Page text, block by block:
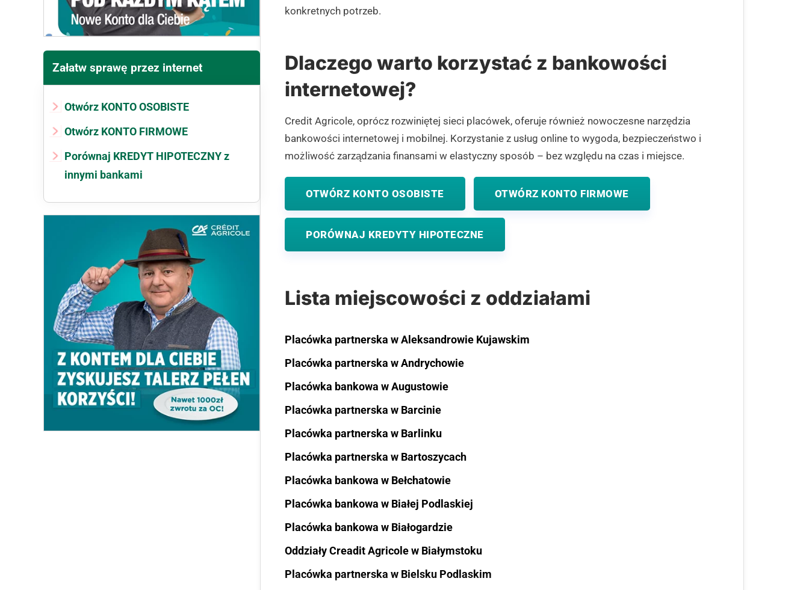
Załatw sprawę przez internet
Otwórz KONTO OSOBISTE
Otwórz KONTO FIRMOWE
Porównaj KREDYT HIPOTECZNY z
innymi bankami
konkretnych potrzeb.
Dlaczego warto korzystać z bankowości
internetowej?
Credit Agricole, oprócz rozwiniętej sieci placówek, oferuje również nowoczesne narzędzia
bankowości internetowej i mobilnej. Korzystanie z usług online to wygoda, bezpieczeństwo i
możliwość zarządzania finansami w elastyczny sposób – bez względu na czas i miejsce.
OTWÓRZ KONTO OSOBISTE OTWÓRZ KONTO FIRMOWE
PORÓWNAJ KREDYTY HIPOTECZNE
Lista miejscowości z oddziałami
Placówka partnerska w Aleksandrowie Kujawskim
Placówka partnerska w Andrychowie
Placówka bankowa w Augustowie
Placówka partnerska w Barcinie
Placówka partnerska w Barlinku
Placówka partnerska w Bartoszycach
Placówka bankowa w Bełchatowie
Placówka bankowa w Białej Podlaskiej
Placówka bankowa w Białogardzie
Oddziały Creadit Agricole w Białymstoku
Placówka partnerska w Bielsku Podlaskim